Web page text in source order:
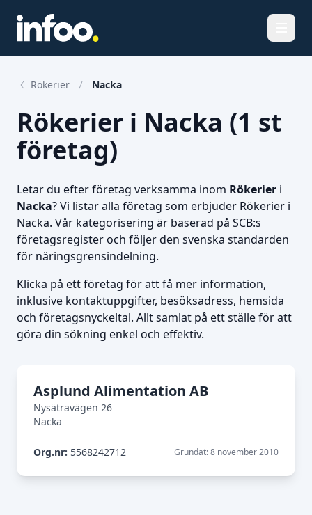
Rökerier Nacka
Rökerier i Nacka (1 st
företag)
Letar du efter företag verksamma inom Rökerier i
Nacka? Vi listar alla företag som erbjuder Rökerier i
Nacka. Vår kategorisering är baserad på SCB:s
företagsregister och följer den svenska standarden
för näringsgrensindelning.
Klicka på ett företag för att få mer information,
inklusive kontaktuppgifter, besöksadress, hemsida
och företagsnyckeltal. Allt samlat på ett ställe för att
göra din sökning enkel och effektiv.
Asplund Alimentation AB
Nysätravägen 26
Nacka
Org.nr: 5568242712 Grundat: 8 november 2010